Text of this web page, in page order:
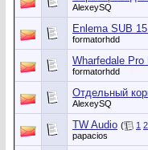
AlexeySQ
Enlema SUB
formatorhdd
Wharfedale Pro
formatorhdd
Отдельный
AlexeySQ
TW Audio ( 1 2
papacios